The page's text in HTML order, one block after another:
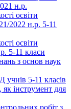
н.р.
освіти
2022 н.р. 5-11
освіти
5-11 класи
з основ наук
5-11 класів
як інструмент для
робіт з